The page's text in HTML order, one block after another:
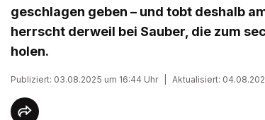
geschlagen geben – und tobt deshalb
herrscht derweil bei Sauber, die zum
holen.
Publiziert: 03.08.2025 um 16:44 Uhr Aktualisiert: